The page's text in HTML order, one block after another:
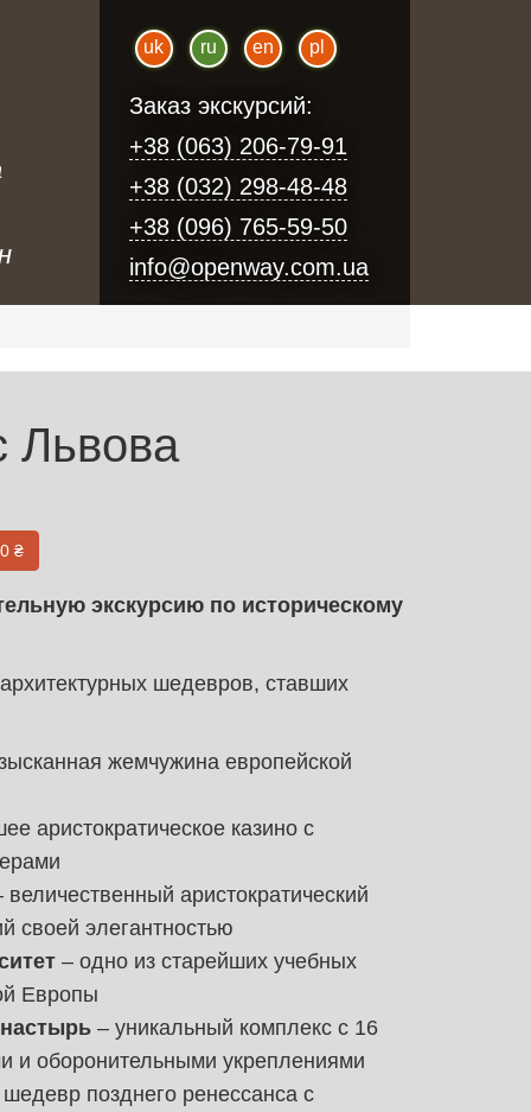
uk ru en pl
Заказ экскурсий:
+38 (063) 206-79-91
+38 (032) 298-48-48
+38 (096) 765-59-50
info@openway.com.ua
Львова
₴
экскурсию по историческому
шедевров, ставших
жемчужина европейской
аристократическое казино с
аристократический
своей элегантностью
– одно из старейших учебных
Европы
– уникальный комплекс с 16
и оборонительными укреплениями
позднего ренессанса с